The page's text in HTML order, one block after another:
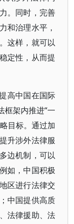
。同时，完善
和治理水平，
这样，就可以
定性，从而提
高中国在国际
框架内推进“一
目标。通过加
升涉外法律服
边机制，可以
如，中国积极
区进行法律交
中国提供高质
法律援助、法